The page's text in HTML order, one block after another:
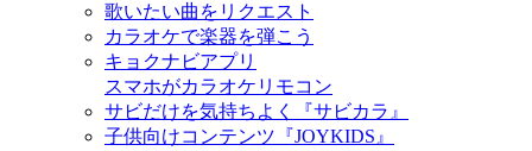
歌いたい曲をリクエスト
カラオケで楽器を弾こう
キョクナビアプリ
スマホがカラオケリモコン
サビだけを気持ちよく『サビカラ』
子供向けコンテンツ『JOYKIDS』